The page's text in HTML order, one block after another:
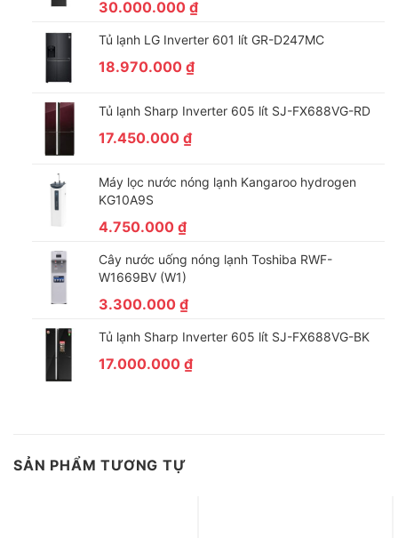
30.000.000 ₫
Tủ lạnh LG Inverter 601 lít GR-D247MC
18.970.000 ₫
Tủ lạnh Sharp Inverter 605 lít SJ-FX688VG-RD
17.450.000 ₫
Máy lọc nước nóng lạnh Kangaroo hydrogen
KG10A9S
4.750.000 ₫
Cây nước uống nóng lạnh Toshiba RWF-
W1669BV (W1)
3.300.000 ₫
Tủ lạnh Sharp Inverter 605 lít SJ-FX688VG-BK
17.000.000 ₫
SẢN PHẨM TƯƠNG TỰ